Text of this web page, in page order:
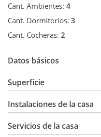
Cant. Ambientes: 4
Cant. Dormitorios: 3
Cant. Cocheras: 2
Datos básicos
Venta
USD 210.000
Superficie
334 m2
Instalaciones de la casa
Servicios de la casa